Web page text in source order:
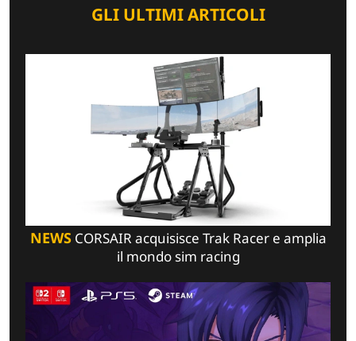
GLI ULTIMI ARTICOLI
NEWSCORSAIR acquisisce Trak Racer e amplia
il mondo sim racing